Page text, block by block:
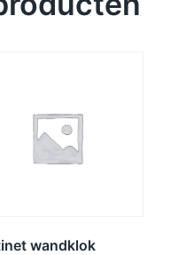
wandklok